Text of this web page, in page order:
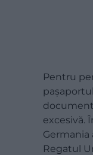
Pentru
excesivă.
Germania
Regatul